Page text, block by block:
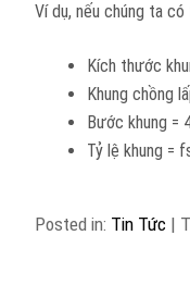
Ví dụ, nếu chúng ta
Kích thước
Khung chồng
Bước khung =
Tỷ lệ khung =
Posted in: Tin Tức |